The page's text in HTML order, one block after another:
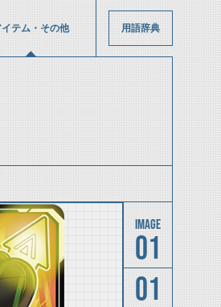
イテム・その他 用語辞典
01
01